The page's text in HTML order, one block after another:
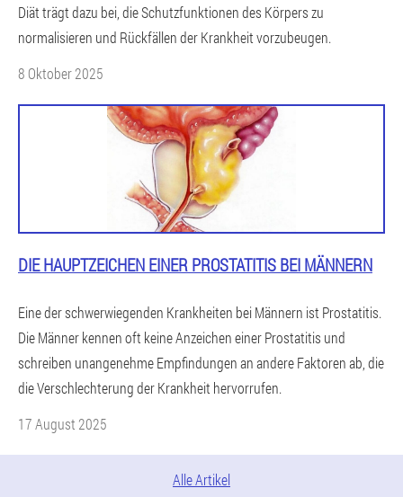
Diät trägt dazu bei, die Schutzfunktionen des Körpers zu
normalisieren und Rückfällen der Krankheit vorzubeugen.
8 Oktober 2025
DIE HAUPTZEICHEN EINER PROSTATITIS BEI MÄNNERN
Eine der schwerwiegenden Krankheiten bei Männern ist Prostatitis.
Die Männer kennen oft keine Anzeichen einer Prostatitis und
schreiben unangenehme Empfindungen an andere Faktoren ab, die
die Verschlechterung der Krankheit hervorrufen.
17 August 2025
Alle Artikel